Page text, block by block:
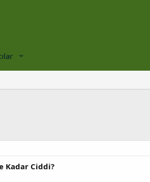
Kadar Ciddi?